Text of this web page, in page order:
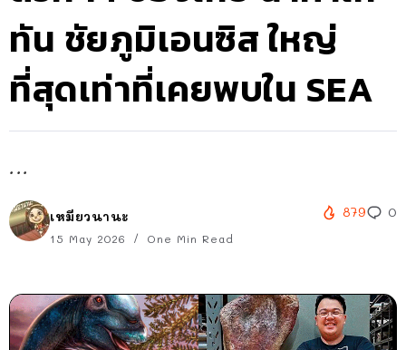
ทัน ชัยภูมิเอนซิส ใหญ่
ที่สุดเท่าที่เคยพบใน SEA
...
เหมียวนานะ
15 May 2026 One Min Read
879 0